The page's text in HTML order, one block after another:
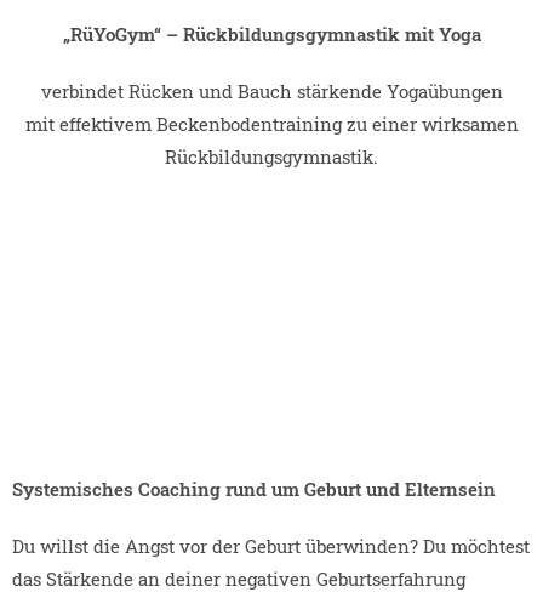
„RüYoGym“ – Rückbildungsgymnastik mit Yoga
verbindet Rücken und Bauch stärkende Yogaübungen
mit effektivem Beckenbodentraining zu einer wirksamen
Rückbildungsgymnastik.
Systemisches Coaching rund um Geburt und Elternsein
Du willst die Angst vor der Geburt überwinden? Du möchtest
das Stärkende an deiner negativen Geburtserfahrung